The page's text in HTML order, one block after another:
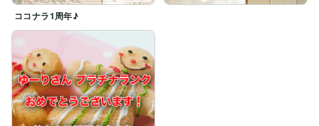
ココナラ1周年♪